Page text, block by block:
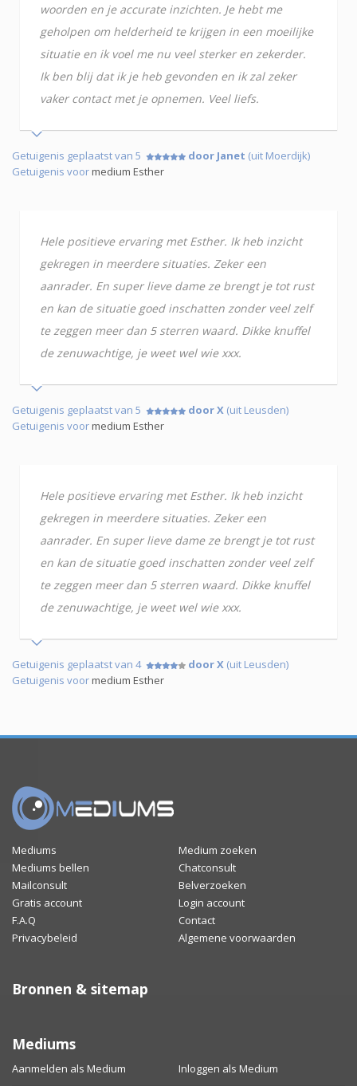
woorden en je accurate inzichten. Je hebt me
geholpen om helderheid te krijgen in een moeilijke
situatie en ik voel me nu veel sterker en zekerder.
Ik ben blij dat ik je heb gevonden en ik zal zeker
vaker contact met je opnemen. Veel liefs.
Getuigenis geplaatst van 5 door Janet (uit Moerdijk)
Getuigenis voormedium Esther
Hele positieve ervaring met Esther. Ik heb inzicht
gekregen in meerdere situaties. Zeker een
aanrader. En super lieve dame ze brengt je tot rust
en kan de situatie goed inschatten zonder veel zelf
te zeggen meer dan 5 sterren waard. Dikke knuffel
de zenuwachtige, je weet wel wie xxx.
Getuigenis geplaatst van 5 door X (uit Leusden)
Getuigenis voormedium Esther
Hele positieve ervaring met Esther. Ik heb inzicht
gekregen in meerdere situaties. Zeker een
aanrader. En super lieve dame ze brengt je tot rust
en kan de situatie goed inschatten zonder veel zelf
te zeggen meer dan 5 sterren waard. Dikke knuffel
de zenuwachtige, je weet wel wie xxx.
Getuigenis geplaatst van 4 door X (uit Leusden)
Getuigenis voormedium Esther
Mediums
Medium zoeken
Mediums bellen
Chatconsult
Mailconsult
Belverzoeken
Gratis account
Login account
F.A.Q
Contact
Privacybeleid
Algemene voorwaarden
Bronnen & sitemap
Mediums
Aanmelden als Medium Inloggen als Medium